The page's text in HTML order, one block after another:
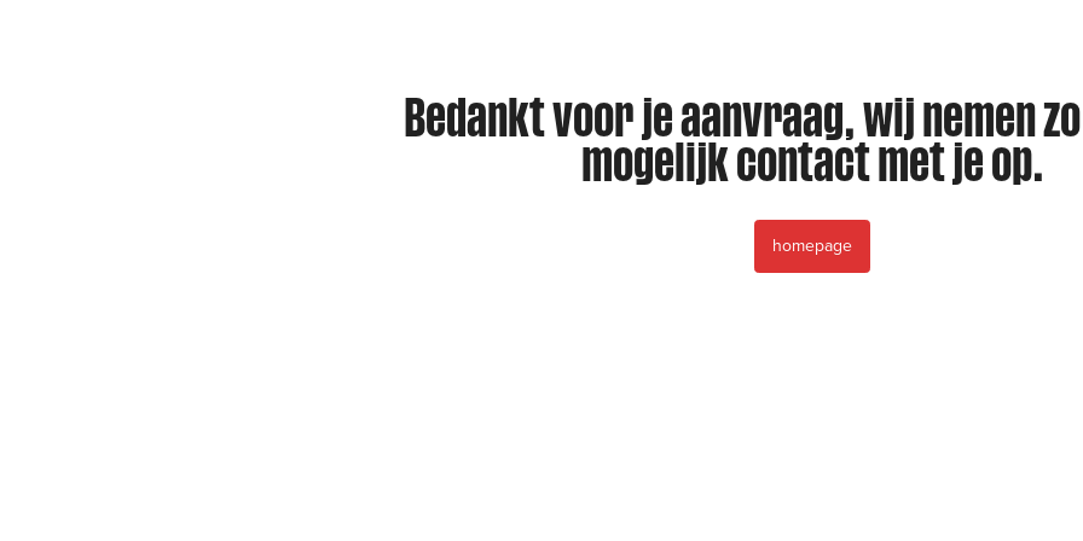
Bedankt voor je aanvraag, wij nemen
mogelijk contact met je op.
homepage